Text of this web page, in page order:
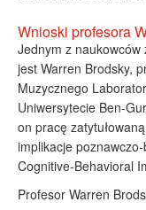
Wnioski profesora
Jednym z
jest Warren Brodsky,
Muzycznego
Uniwersytecie Ben-
on pracę
implikacje
Cognitive-Behavioral
Profesor Warren